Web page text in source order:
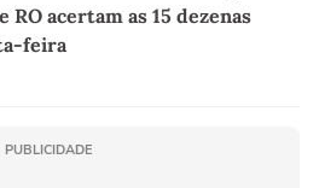
RO acertam as 15 dezenas
feira
PUBLICIDADE